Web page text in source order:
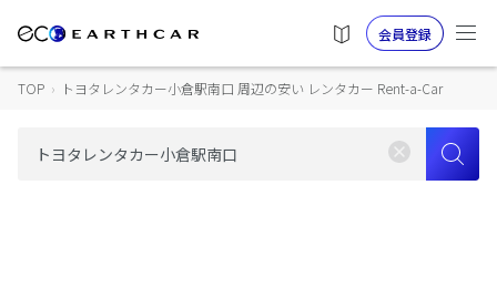
会員登録
TOP › トヨタレンタカー小倉駅南口 周辺の安い レンタカー Rent-a-Car